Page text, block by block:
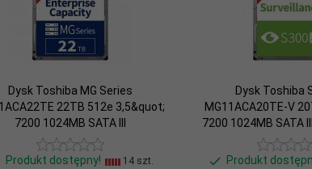
Dysk Toshiba MG Series
22TB 512e 3,5&quot;
7200 1024MB SATA III
Produkt dostępny! 14 szt.
Dysk Toshiba
MG11ACA20TE-V
7200 1024MB SATA
Produkt